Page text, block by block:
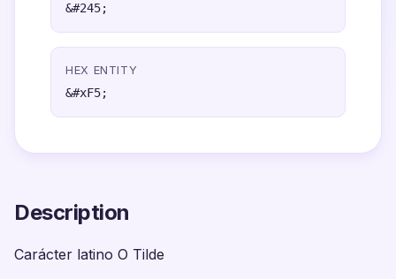
&#245;
HEX ENTITY
&#xF5;
Description
Carácter latino O Tilde